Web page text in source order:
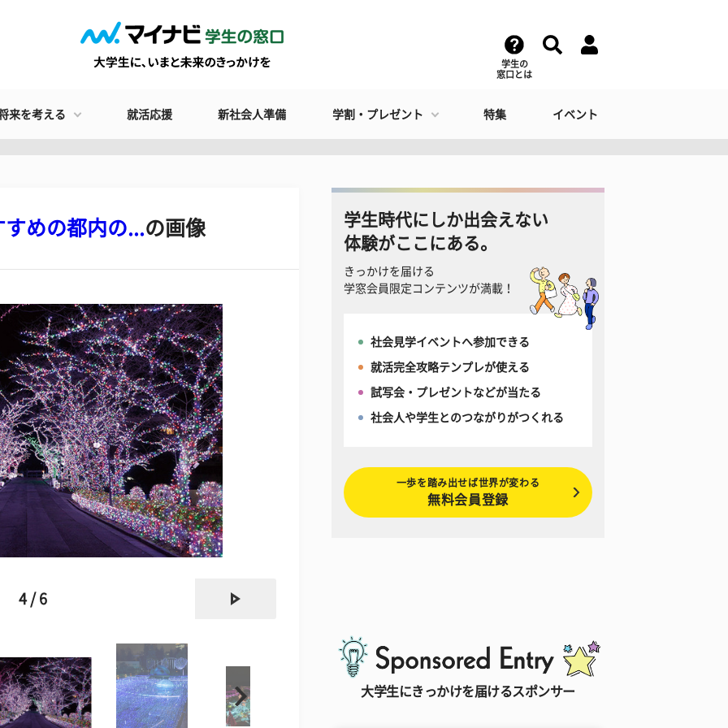
学生の
窓口とは
来を考える 就活応援 新社会人準備 学割・プレゼント 特集 イベント
めの都内の...の画像
4 / 6
学生時代にしか出会えない
体験がここにある。
きっかけを届ける
学窓会員限定コンテンツが満載！
社会見学イベントへ参加できる
就活完全攻略テンプレが使える
試写会・プレゼントなどが当たる
社会人や学生とのつながりがつくれる
一歩を踏み出せば世界が変わる
無料会員登録
大学生にきっかけを届けるスポンサー